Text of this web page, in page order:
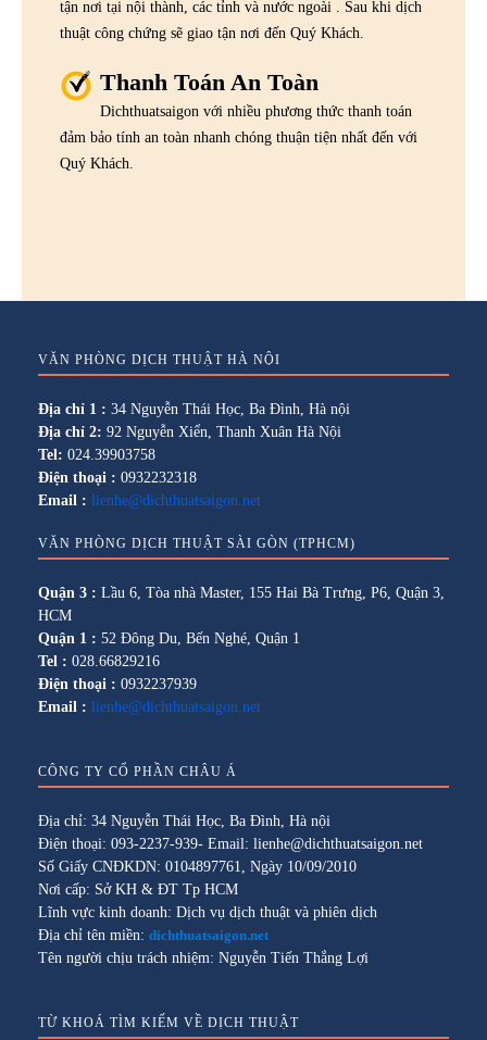
tận nơi tại nội thành, các tỉnh và nước ngoài . Sau khi dịch
thuật công chứng sẽ giao tận nơi đến Quý Khách.
Thanh Toán An Toàn
Dichthuatsaigon với nhiều phương thức thanh toán
đảm bảo tính an toàn nhanh chóng thuận tiện nhất đến với
Quý Khách.
VĂN PHÒNG DỊCH THUẬT HÀ NỘI
Địa chỉ 1 : 34 Nguyễn Thái Học, Ba Đình, Hà nội
Địa chỉ 2: 92 Nguyễn Xiển, Thanh Xuân Hà Nội
Tel: 024.39903758
Điện thoại : 0932232318
Email : lienhe@dichthuatsaigon.net
VĂN PHÒNG DỊCH THUẬT SÀI GÒN (TPHCM)
Quận 3 : Lầu 6, Tòa nhà Master, 155 Hai Bà Trưng, P6, Quận 3,
HCM
Quận 1 : 52 Đông Du, Bến Nghé, Quận 1
Tel : 028.66829216
Điện thoại : 0932237939
Email : lienhe@dichthuatsaigon.net
CÔNG TY CỔ PHẦN CHÂU Á
Địa chỉ: 34 Nguyễn Thái Học, Ba Đình, Hà nội
Điện thoại: 093-2237-939- Email: lienhe@dichthuatsaigon.net
Số Giấy CNĐKDN: 0104897761, Ngày 10/09/2010
Nơi cấp: Sở KH & ĐT Tp HCM
Lĩnh vực kinh doanh: Dịch vụ dịch thuật và phiên dịch
Địa chỉ tên miền: dichthuatsaigon.net
Tên người chịu trách nhiệm: Nguyễn Tiến Thắng Lợi
TỪ KHOÁ TÌM KIẾM VỀ DỊCH THUẬT